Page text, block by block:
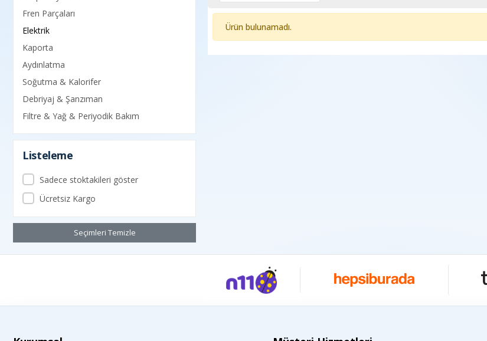
Fren Parçaları
Elektrik
Kaporta
Aydınlatma
Soğutma & Kalorifer
Debriyaj & Şanzıman
Filtre & Yağ & Periyodik Bakım
Listeleme
Sadece stoktakileri göster
Ücretsiz Kargo
Seçimleri Temizle
Ürün bulunamadı.